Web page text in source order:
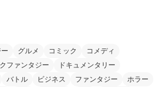
グルメ コミック
コメディ
ファンタジー
ドキュメンタリー
バトル ビジネス ファンタジー
ホラー